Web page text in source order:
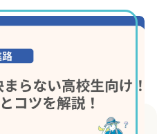
体験